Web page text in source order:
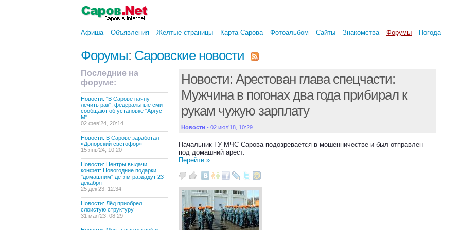
Афиша Объявления Желтые страницы Карта Сарова Фотоальбом Сайты Знакомства Форумы Погода
Форумы: Саровские новости
Последние на
форуме:
Новости: "В Сарове начнут
лечить рак": федеральные сми
сообщают об установке "Аргус-
М"
02 фев’24, 20:14
Новости: В Сарове заработал
«Донорский светофор»
15 янв’24, 10:20
Новости: Центры выдачи
конфет: Новогодние подарки
"домашним" детям раздадут 23
декабря
25 дек’23, 12:34
Новости: Лёд приобрел
слоистую структуру
31 мая’23, 08:29
Новости: Арестован глава спецчасти:
Мужчина в погонах два года прибирал к
рукам чужую зарплату
Новости - 02 июл’18, 10:29
Начальник ГУ МЧС Сарова подозревается в мошенничестве и был отправлен
под домашний арест.
Перейти »